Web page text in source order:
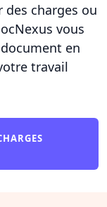
des charges ou
vous
en
travail